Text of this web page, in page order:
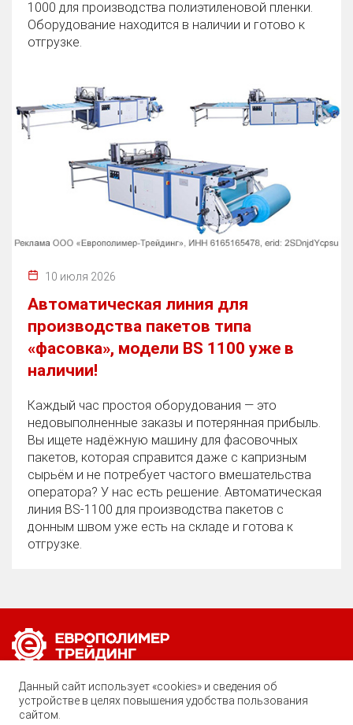
1000 для производства полиэтиленовой пленки.
Оборудование находится в наличии и готово к
отгрузке.
10 июля 2026
Автоматическая линия для
производства пакетов типа
«фасовка», модели BS 1100 уже в
наличии!
Каждый час простоя оборудования — это
недовыполненные заказы и потерянная прибыль.
Вы ищете надёжную машину для фасовочных
пакетов, которая справится даже с капризным
сырьём и не потребует частого вмешательства
оператора? У нас есть решение. Автоматическая
линия BS‑1100 для производства пакетов с
донным швом уже есть на складе и готова к
отгрузке.
Позвоните нам по любому вопросу:
8 (800) 222-40-61
Данный сайт использует «cookies» и сведения об
устройстве в целях повышения удобства пользования
сайтом.